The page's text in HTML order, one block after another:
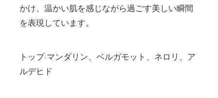
かけ、温かい肌を感じながら過ごす美しい瞬間
を表現しています。
トップ:マンダリン、ベルガモット、ネロリ、ア
ルデヒド